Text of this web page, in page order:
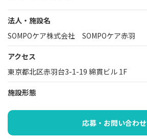
法人・施設名
SOMPOケア株式会社 SOMPOケア赤羽
アクセス
東京都北区赤羽台3-1-19 綿貫ビル 1F
施設形態
応募・お問い合わせ